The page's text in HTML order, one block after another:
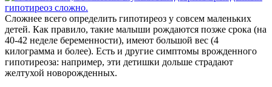
Сложнее всего определить гипотиреоз у совсем маленьких
детей. Как правило, такие малыши рождаются позже срока (на
40-42 неделе беременности), имеют большой вес (4
килограмма и более). Есть и другие симптомы врожденного
гипотиреоза: например, эти детишки дольше страдают
желтухой новорожденных.